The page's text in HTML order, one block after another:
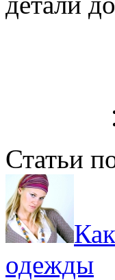
Статьи
одежды